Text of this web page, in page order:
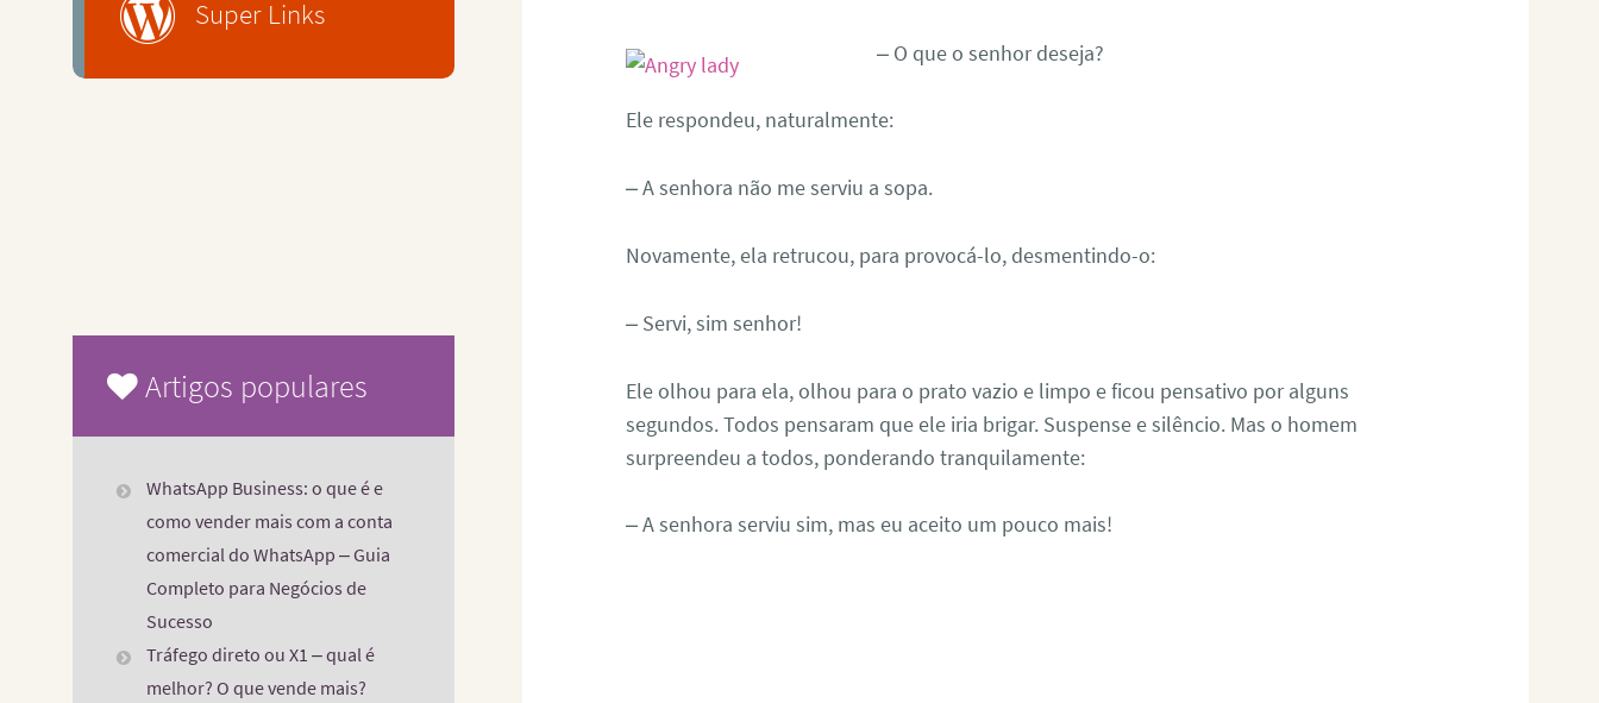
– O que o senhor deseja?
Ele respondeu, naturalmente:
– A senhora não me serviu a sopa.
Novamente, ela retrucou, para provocá-lo, desmentindo-o:
– Servi, sim senhor!
Ele olhou para ela, olhou para o prato vazio e limpo e ficou pensativo por alguns
segundos. Todos pensaram que ele iria brigar. Suspense e silêncio. Mas o homem
surpreendeu a todos, ponderando tranquilamente:
– A senhora serviu sim, mas eu aceito um pouco mais!
Super Links
Artigos populares
WhatsApp Business: o que é e
como vender mais com a conta
comercial do WhatsApp – Guia
Completo para Negócios de
Sucesso
Tráfego direto ou X1 – qual é
melhor? O que vende mais?